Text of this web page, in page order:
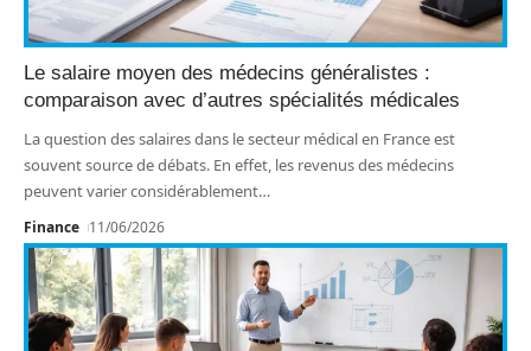
Le salaire moyen des médecins généralistes :
comparaison avec d’autres spécialités médicales
La question des salaires dans le secteur médical en France est
souvent source de débats. En effet, les revenus des médecins
peuvent varier considérablement…
Finance 11/06/2026